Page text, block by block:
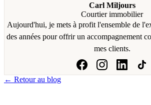
Carl Miljours
Courtier immobilier
Aujourd'hui, je mets à profit l'ensemble de
des années pour offrir un accompagnement
mes clients.
← Retour au blog